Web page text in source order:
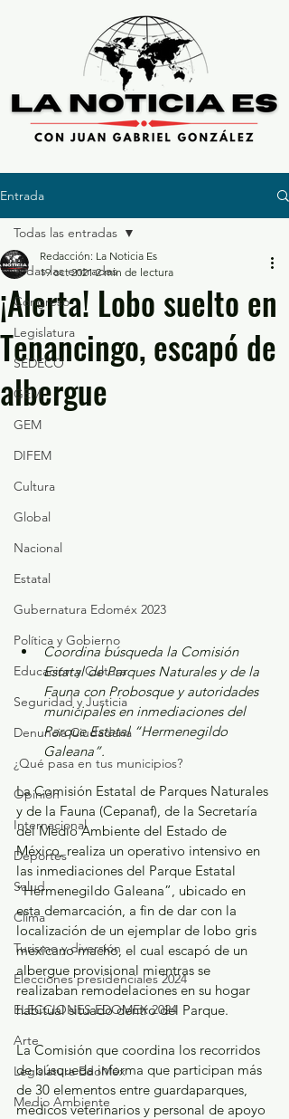
Entrada
Todas las entradas
Congreso
Legislatura
SEDECO
GEM
GEM
DIFEM
Cultura
Global
Nacional
Estatal
Gubernatura Edoméx 2023
Política y Gobierno
Educación y Cultura
Seguridad y Justicia
Denuncia Ciudadana
¿Qué pasa en tus municipios?
Opinión
Internacional
Deportes
Salud
Clima
Turismo y diversión
Elecciones presidenciales 2024
ELECCIONES EDOMEX 2024
Arte
Legislatura EdoMéx
Medio Ambiente
Todas las entradas
¡Alerta! Lobo suelto en
Tenancingo, escapó de
albergue
Redacción: La Noticia Es
19 oct 2021 2 min de lectura
Coordina búsqueda la Comisión
Estatal de Parques Naturales y de la
Fauna con Probosque y autoridades
municipales en inmediaciones del
Parque Estatal “Hermenegildo
Galeana”.
La Comisión Estatal de Parques Naturales
y de la Fauna (Cepanaf), de la Secretaría
del Medio Ambiente del Estado de
México, realiza un operativo intensivo en
las inmediaciones del Parque Estatal
“Hermenegildo Galeana”, ubicado en
esta demarcación, a fin de dar con la
localización de un ejemplar de lobo gris
mexicano macho, el cual escapó de un
albergue provisional mientras se
realizaban remodelaciones en su hogar
habitual situado dentro del Parque.
La Comisión que coordina los recorridos
de búsqueda informa que participan más
de 30 elementos entre guardaparques,
médicos veterinarios y personal de apoyo